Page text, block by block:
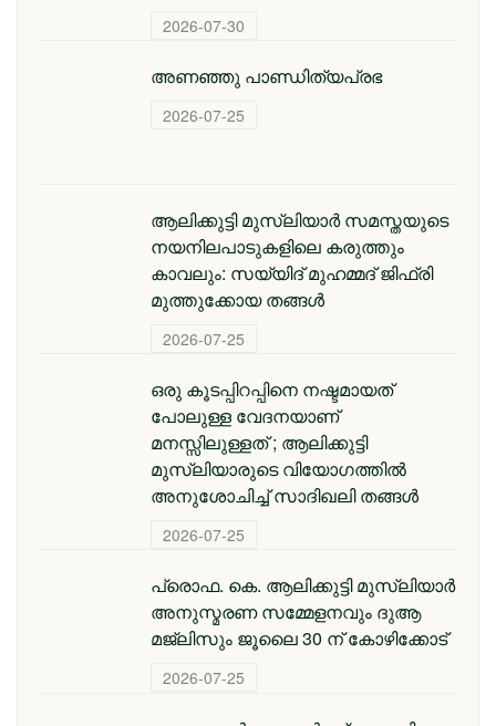
2026-07-30
അണഞ്ഞു പാണ്ഡിത്യപ്രഭ
2026-07-25
ആലിക്കുട്ടി മുസ്‌ലിയാർ സമസ്തയുടെ
നയനിലപാടുകളിലെ കരുത്തും
കാവലും: സയ്യിദ് മുഹമ്മദ് ജിഫ്രി
മുത്തുക്കോയ തങ്ങൾ
2026-07-25
ഒരു കൂടപ്പിറപ്പിനെ നഷ്ടമായത്
പോലുള്ള വേദനയാണ്
മനസ്സിലുള്ളത് ; ആലിക്കുട്ടി
മുസ്‌ലിയാരുടെ വിയോ​ഗത്തിൽ
അനുശോചിച്ച് സാദിഖലി തങ്ങൾ
2026-07-25
പ്രൊഫ. കെ. ആലിക്കുട്ടി മുസ്‌ലിയാർ
അനുസ്മരണ സമ്മേളനവും ദുആ
മജ്ലിസും ജൂലൈ 30 ന് കോഴിക്കോട്
2026-07-25